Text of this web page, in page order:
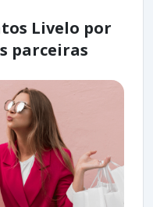
Livelo por
parceiras